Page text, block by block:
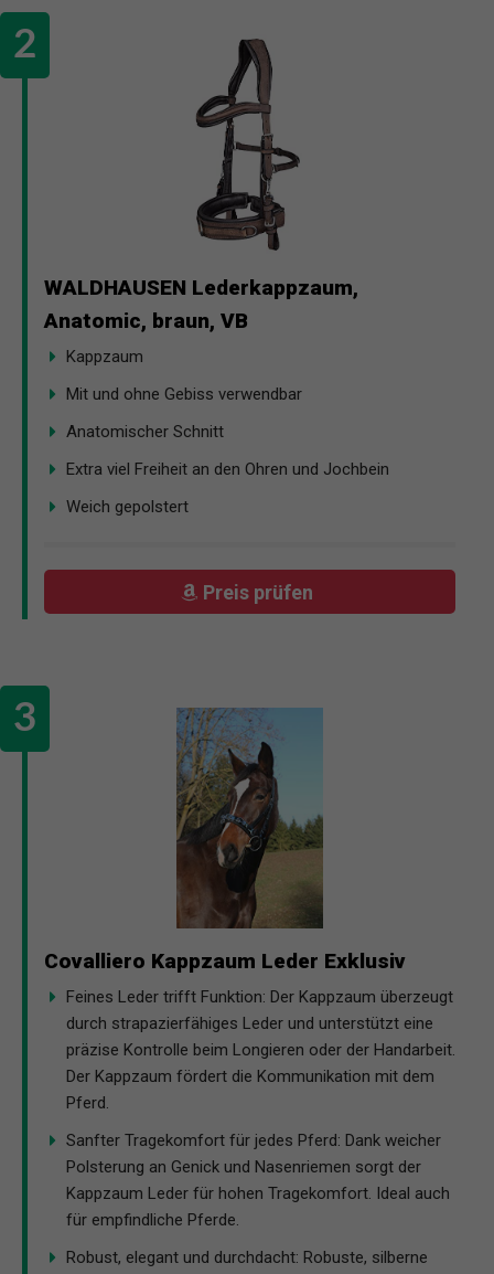
WALDHAUSEN Lederkappzaum,
Anatomic, braun, VB
Kappzaum
Mit und ohne Gebiss verwendbar
Anatomischer Schnitt
Extra viel Freiheit an den Ohren und Jochbein
Weich gepolstert
Preis prüfen
Covalliero Kappzaum Leder Exklusiv
Feines Leder trifft Funktion: Der Kappzaum überzeugt
durch strapazierfähiges Leder und unterstützt eine
präzise Kontrolle beim Longieren oder der Handarbeit.
Der Kappzaum fördert die Kommunikation mit dem
Pferd.
Sanfter Tragekomfort für jedes Pferd: Dank weicher
Polsterung an Genick und Nasenriemen sorgt der
Kappzaum Leder für hohen Tragekomfort. Ideal auch
für empfindliche Pferde.
Robust, elegant und durchdacht: Robuste, silberne